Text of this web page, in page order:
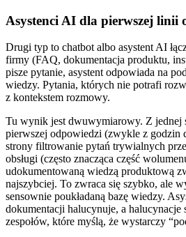
Asystenci AI dla pierwszej linii
Drugi typ to chatbot albo asystent AI
firmy (FAQ, dokumentacja produktu,
pisze pytanie, asystent odpowiada na
wiedzy. Pytania, których nie potrafi
z kontekstem rozmowy.
Tu wynik jest dwuwymiarowy. Z jednej
pierwszej odpowiedzi (zwykle z godzin
strony filtrowanie pytań trywialnych
obsługi (często znacząca część
udokumentowaną wiedzą produktową
najszybciej. To zwraca się szybko, ale
sensownie poukładaną bazę wiedzy.
dokumentacji halucynuje, a halucynacje
zespołów, które myślą, że wystarczy